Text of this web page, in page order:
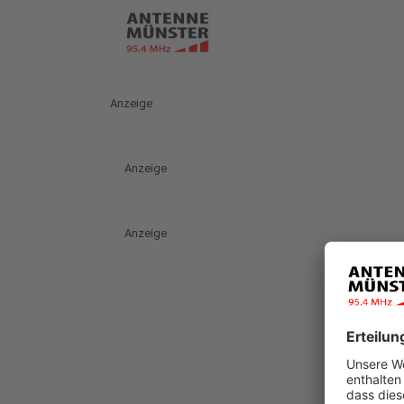
Anzeige
Anzeige
Anzeige